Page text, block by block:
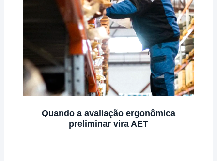
Quando a avaliação ergonômica
preliminar vira AET